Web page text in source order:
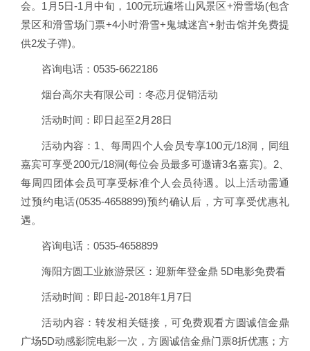
会。1月5日-1月中旬，100元玩遍塔山风景区+滑雪场(包含
景区和滑雪场门票+4小时滑雪+鬼城迷宫+射击馆并免费提
供2发子弹)。
咨询电话：0535-6622186
烟台高尔夫有限公司：冬恋月促销活动
活动时间：即日起至2月28日
活动内容：1、每周四个人会员专享100元/18洞，同组
嘉宾可享受200元/18洞(每位会员最多可邀请3名嘉宾)。2、
每周四团体会员可享受标准个人会员待遇。以上活动需通
过预约电话(0535-4658899)预约确认后，方可享受优惠礼
遇。
咨询电话：0535-4658899
海阳方圆工业旅游景区：迎新年登金鼎 5D电影免费看
活动时间：即日起-2018年1月7日
活动内容：转发相关链接，可免费观看方圆诚信金鼎
广场5D动感影院电影一次，方圆诚信金鼎门票8折优惠；方